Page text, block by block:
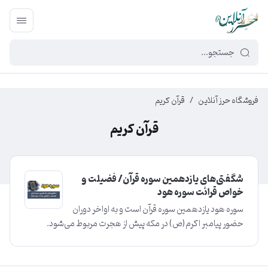
449f43cf-3da2-4422-bb12-2566cb5b8b05
فروشگاه حرز آنلاین / قرآن کریم
قرآن کریم
شگفتی‌های یازدهمین سوره قرآن/ فضیلت و
خواص قرائت سوره هود
سوره هود یازدهمین سوره قرآن است و به اواخر دوران
حضور پیامبر اکرم(ص) در مکه پیش از هجرت مربوط می‌شود.